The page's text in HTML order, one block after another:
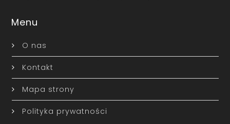
Menu
O nas
Kontakt
Mapa strony
Polityka prywatności